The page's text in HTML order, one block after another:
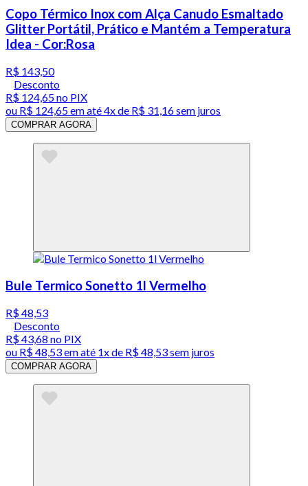
Copo Térmico Inox com Alça Canudo Esmaltado
Glitter Portátil, Prático e Mantém a Temperatura
Idea - Cor:Rosa
R$ 143,50
Desconto
R$ 124,65no PIX
ou R$ 124,65em até4x de R$ 31,16 sem juros
COMPRAR AGORA
Bule Termico Sonetto 1l Vermelho
R$ 48,53
Desconto
R$ 43,68 no PIX
ou R$ 48,53em até 1x de R$ 48,53sem juros
COMPRAR AGORA